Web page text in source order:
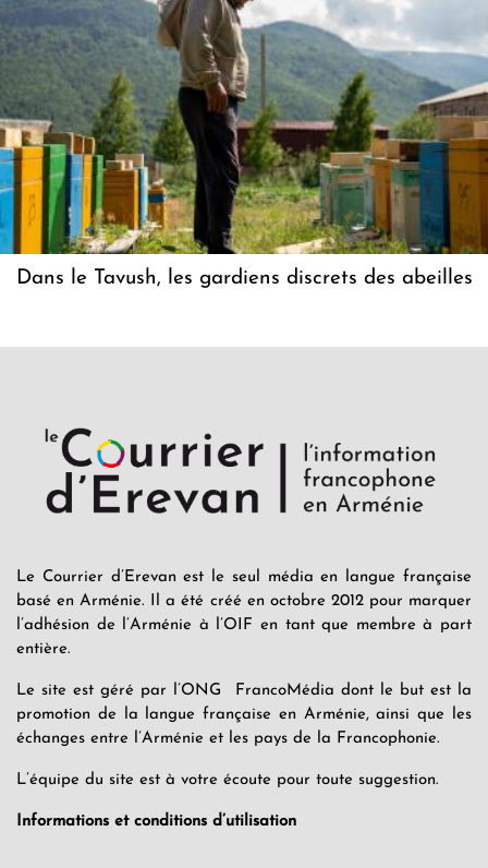
Dans le Tavush, les gardiens discrets des abeilles
Le Courrier d’Erevan est le seul média en langue française
basé en Arménie. Il a été créé en octobre 2012 pour marquer
l’adhésion de l’Arménie à l’OIF en tant que membre à part
entière.
Le site est géré par l’ONG FrancoMédia dont le but est la
promotion de la langue française en Arménie, ainsi que les
échanges entre l’Arménie et les pays de la Francophonie.
L’équipe du site est à votre écoute pour toute suggestion.
Informations et conditions d’utilisation